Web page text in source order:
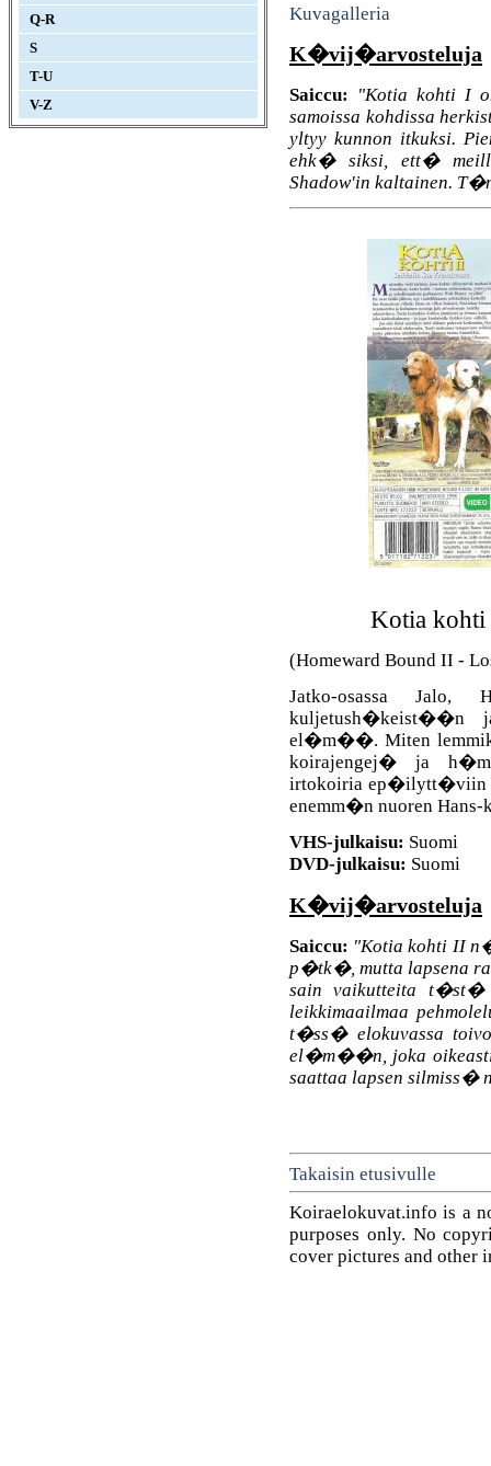
Q-R
S
T-U
V-Z
Kuvagalleria
K�vij�arvosteluja
Saiccu: "Kotia kohti I
samoissa kohdissa
yltyy kunnon itkuksi.
ehk� siksi, ett�
Shadow'in kaltainen.
Kotia kohti
(Homeward Bound II -
Jatko-osassa
kuljetush�keist��n
el�m��. Miten
koirajengej� ja
irtokoiria ep�ilytt�viin
enemm�n nuoren Hans-
VHS-julkaisu: Suomi
DVD-julkaisu: Suomi
K�vij�arvosteluja
Saiccu: "Kotia kohti II
p�tk�, mutta lapsena
sain vaikutteita t�st�
leikkimaailmaa
t�ss� elokuvassa
el�m��n, joka
saattaa lapsen
Takaisin etusivulle
Koiraelokuvat.info is a
purposes only. No
cover pictures and other